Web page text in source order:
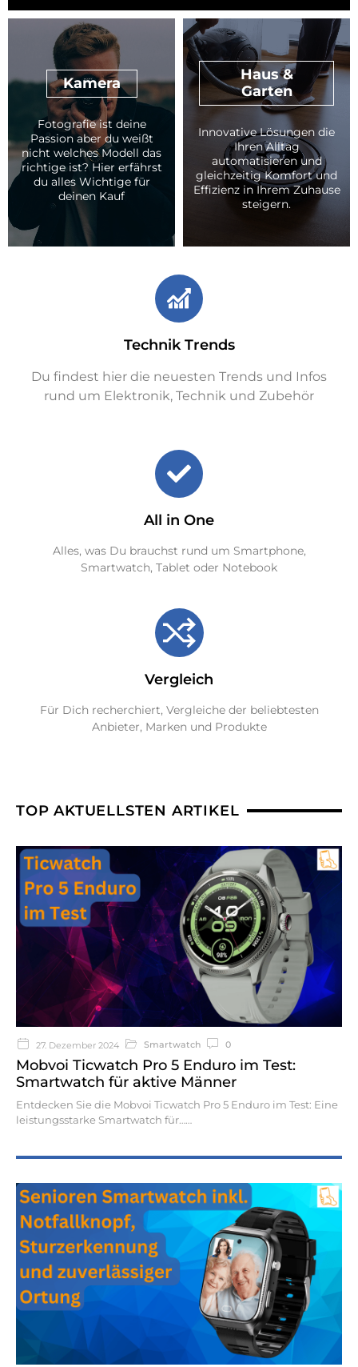
Kamera
Fotografie ist deine
Passion aber du weißt
nicht welches Modell das
richtige ist? Hier erfährst
du alles Wichtige für
deinen Kauf
Haus &
Garten
Innovative Lösungen die
Ihren Alltag
automatisieren und
gleichzeitig Komfort und
Effizienz in Ihrem Zuhause
steigern.
Technik Trends
Du findest hier die neuesten Trends und Infos
rund um Elektronik, Technik und Zubehör
All in One
Alles, was Du brauchst rund um Smartphone,
Smartwatch, Tablet oder Notebook
Vergleich
Für Dich recherchiert, Vergleiche der beliebtesten
Anbieter, Marken und Produkte
TOP AKTUELLSTEN ARTIKEL
27. Dezember 2024 Smartwatch 0
Mobvoi Ticwatch Pro 5 Enduro im Test:
Smartwatch für aktive Männer
Entdecken Sie die Mobvoi Ticwatch Pro 5 Enduro im Test: Eine
leistungsstarke Smartwatch für…